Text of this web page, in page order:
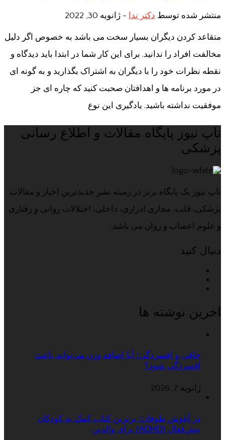
منتشر شده توسط دکتر ندا - ژانویه 30, 2022
متقاعد کردن دیگران بسیار سخت می باشد به خصوص اگر دلیل
مخالفت افراد را ندانید. برای این کار شما در ابتدا باید دیدگاه و
نقطه نظرات خود را با دیگران به اشتراک بگذارید و به گونه ای
در مورد برنامه ها و اهدافتان صحبت کنید که چاره ای جز
موفقیت نداشته باشید. یادگیری این نوع
تاپ نیوز پایگاه مقالات و اطلاع رسانی
پزشکی
تاپ نیوز یک پایگاه برتر در زمینه نشر جدیدترین اخبار و مقالات
پزشکی، قلب، مجاری ادراری، داخلی، اختلالات روانی و رفتاری
و علوم اعصاب و روان می باشد.
دنبال کنید
اخرین نوشته ها
چاقی و افسردگی؛ آیا اضافه وزن می‌تواند باعث
افسردگی شود؟
ژانویه 7, 2026
در آغوش طوفان؛ برترین کتاب کمک به کودکان
بیش‌فعال (ADHD) برای والدین